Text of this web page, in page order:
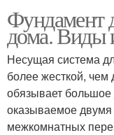
Фундамент
дома. Виды
Несущая система
более жесткой, чем
обязывает большое
оказываемое
межкомнатных